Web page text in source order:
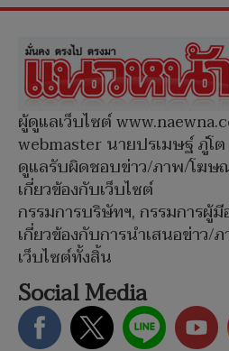
ผู้ดูแลเว็บไซต์
webmaster นายปรเมษฐ์ ภู่โต
ดูแลรับผิดชอบข่าว/ภาพ/โฆ
เกี่ยวข้องกับเว็บไซต์
กรรมการบริษัทฯ, กรรมการผู้
เกี่ยวข้องกับการนำเสนอข่าว/
เว็บไซต์ทั้งสิ้น
Social Media